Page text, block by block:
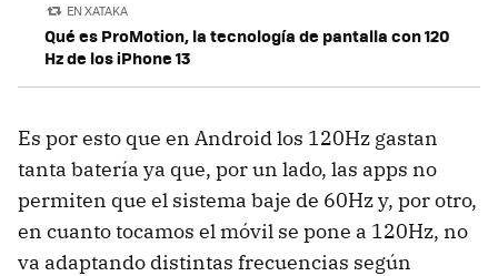
EN XATAKA
Qué es ProMotion, la tecnología de pantalla con 120
Hz de los iPhone 13
Es por esto que en Android los 120Hz gastan
tanta batería ya que, por un lado, las apps no
permiten que el sistema baje de 60Hz y, por otro,
en cuanto tocamos el móvil se pone a 120Hz, no
va adaptando distintas frecuencias según